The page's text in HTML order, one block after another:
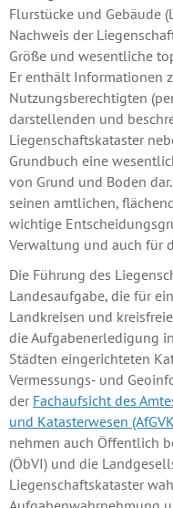
Flurstücke und Gebäude
Nachweis der
Größe und wesentliche
Er enthält Informationen
Nutzungsberechtigten
darstellenden und
Liegenschaftskataster
Grundbuch eine
von Grund und Boden
seinen amtlichen,
wichtige
Verwaltung und auch für
Die Führung des
Landesaufgabe, die für
Landkreisen und
die Aufgabenerledigung
Städten eingerichteten
Vermessungs- und
der Fachaufsicht des
und Katasterwesen (AfGVK
nehmen auch Öffentlich
(ÖbVI) und die
Liegenschaftskataster